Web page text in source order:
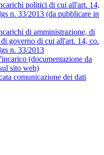
politici di cui all'art. 14,
n. 33/2013 (da pubblicare in
di amministrazione, di
governo di cui all'art. 14, co.
n. 33/2013
(documentazione da
sito web)
comunicazione dei dati